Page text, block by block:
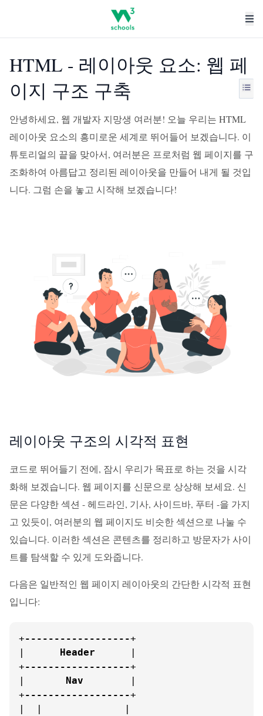
HTML - 레이아웃 요소: 웹 페
이지 구조 구축
안녕하세요, 웹 개발자 지망생 여러분! 오늘 우리는 HTML
레이아웃 요소의 흥미로운 세계로 뛰어들어 보겠습니다. 이
튜토리얼의 끝을 맞아서, 여러분은 프로처럼 웹 페이지를 구
조화하여 아름답고 정리된 레이아웃을 만들어 내게 될 것입
니다. 그럼 손을 놓고 시작해 보겠습니다!
레이아웃 구조의 시각적 표현
코드로 뛰어들기 전에, 잠시 우리가 목표로 하는 것을 시각
화해 보겠습니다. 웹 페이지를 신문으로 상상해 보세요. 신
문은 다양한 섹션 - 헤드라인, 기사, 사이드바, 푸터 -을 가지
고 있듯이, 여러분의 웹 페이지도 비슷한 섹션으로 나눌 수
있습니다. 이러한 섹션은 콘텐츠를 정리하고 방문자가 사이
트를 탐색할 수 있게 도와줍니다.
다음은 일반적인 웹 페이지 레이아웃의 간단한 시각적 표현
입니다:
+------------------+
| Header
      |
+------------------+
| Nav
        |
+------------------+
|  |              |